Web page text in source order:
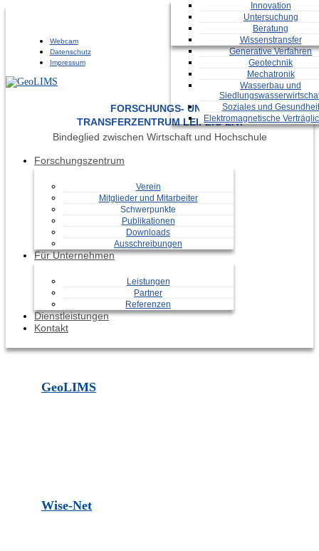
Webcam
Datenschutz
Impressum
FORSCHUNGS- UND
TRANSFERZENTRUM LEIPZIG E.V.
Bindeglied zwischen Wirtschaft und Hochschule
Forschungszentrum
Verein
Mitglieder und Mitarbeiter
Schwerpunkte
Bauphysik
Biosignalverarbeitung
Eingebettete Systeme
Energieversorgung
Generative Verfahren
Geotechnik
Mechatronik
Wasserbau und
Soziales und Gesundheit
Elektromagnetische
Publikationen
Downloads
Ausschreibungen
Für Unternehmen
Leistungen
Innovation
Untersuchung
Beratung
Wissenstransfer
Partner
Referenzen
Dienstleistungen
Kontakt
GeoLIMS
Wise-Net